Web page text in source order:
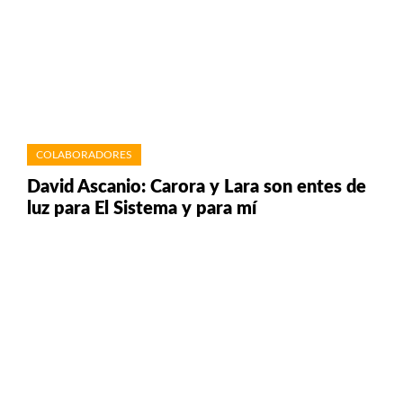
COLABORADORES
David Ascanio: Carora y Lara son entes de
luz para El Sistema y para mí